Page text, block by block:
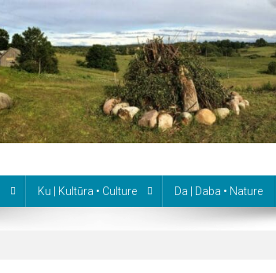
Ku | Kultūra • Culture Da | Daba • Nature